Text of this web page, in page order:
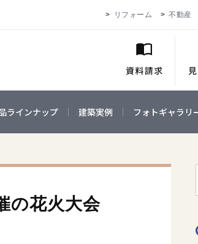
リフォーム 不動産
ラインナップ 建築実例 フォトギャラリ
の花火大会